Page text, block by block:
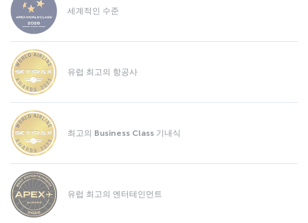
세계적인 수준
유럽 최고의 항공사
최고의 Business Class 기내식
유럽 최고의 엔터테인먼트